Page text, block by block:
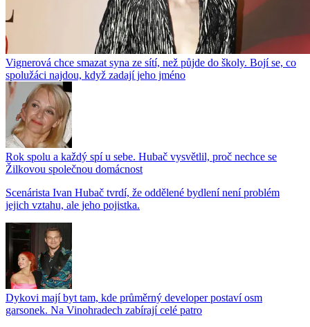
Vignerová chce smazat syna ze sítí, než půjde do školy. Bojí se, co
spolužáci najdou, když zadají jeho jméno
Rok spolu a každý spí u sebe. Hubač vysvětlil, proč nechce se
Žilkovou společnou domácnost
Scenárista Ivan Hubač tvrdí, že oddělené bydlení není problém
jejich vztahu, ale jeho pojistka.
Dykovi mají byt tam, kde průměrný developer postaví osm
garsonek. Na Vinohradech zabírají celé patro